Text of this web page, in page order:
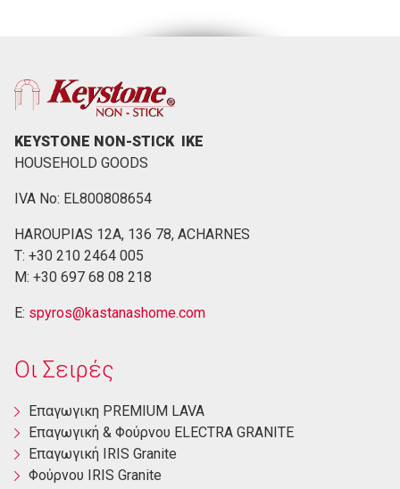
KEYSTONE NON-STICK ΙΚΕ
HOUSEHOLD GOODS
IVA No: EL800808654
HAROUPIAS 12Α, 136 78, ACHARNES
Τ: +30 210 2464 005
M: +30 697 68 08 218
E: spyros@kastanashome.com
Οι Σειρές
Eπαγωγικη PREMIUM LAVA
Eπαγωγική & Φούρνου ELECTRA GRANITE
Επαγωγική ΙRIS Granite
Φούρνου ΙRIS Granite